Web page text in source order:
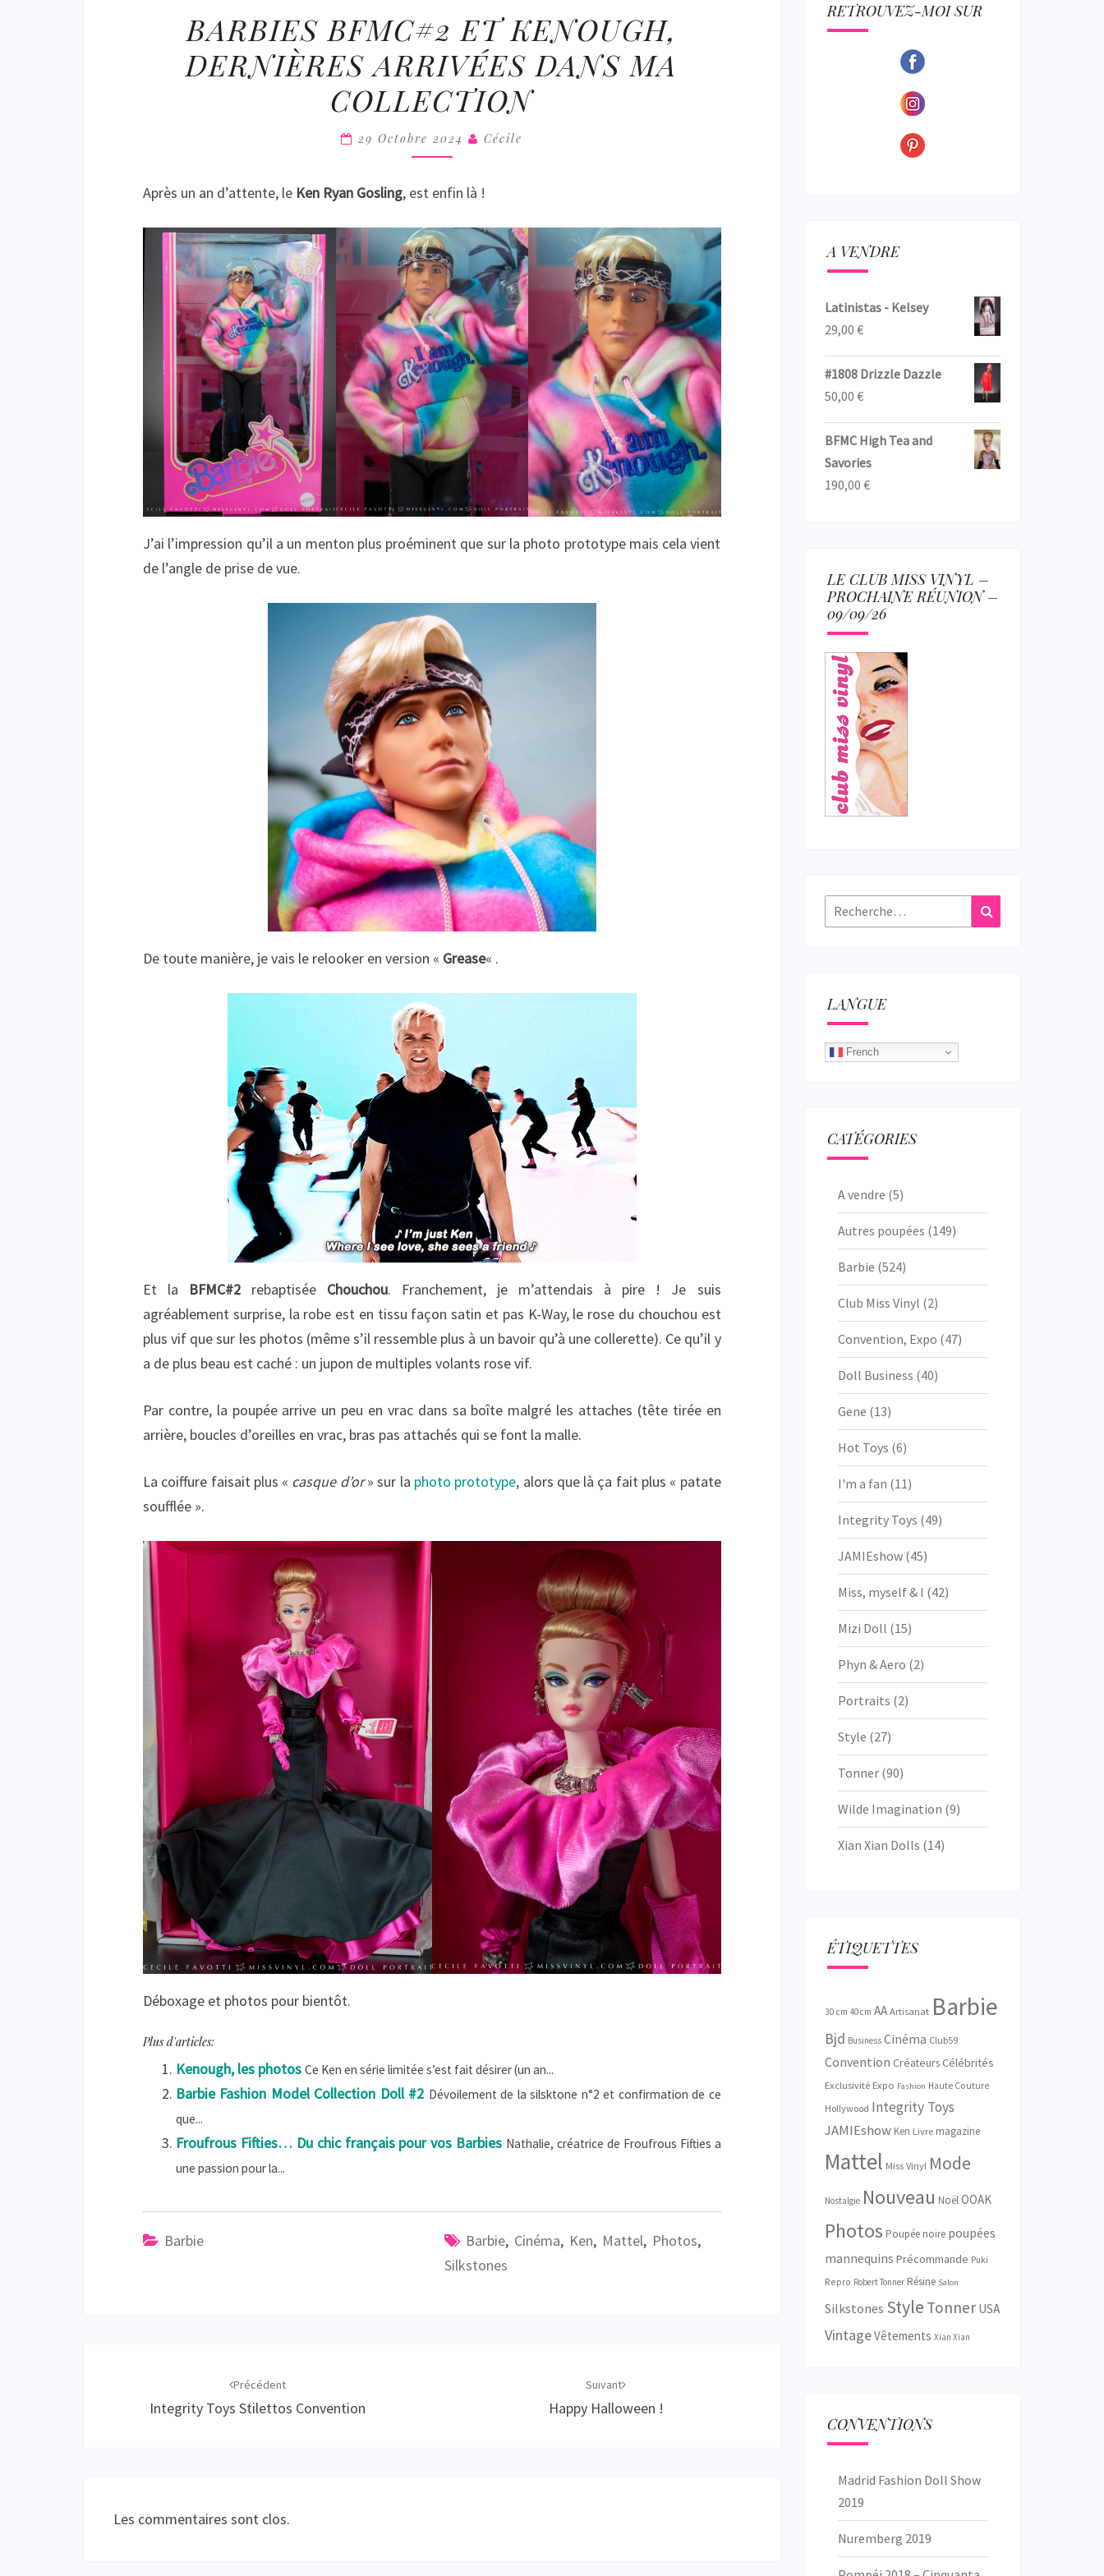
COLLECTION
BFMC#2
ET
KENOUGH,
DERNIÈRES
ARRIVÉES
DANS
COLLECTION
BARBIES BFMC#2 ET KENOUGH,
DERNIÈRES ARRIVÉES DANS MA
COLLECTION
29 Octobre 2024 Cécile
Après un an d’attente, le Ken Ryan Gosling, est enfin là !
J’ai l’impression qu’il a un menton plus proéminent que sur la photo prototype mais cela vient
de l’angle de prise de vue.
De toute manière, je vais le relooker en version « Grease« .
Et la BFMC#2 rebaptisée Chouchou. Franchement, je m’attendais à pire ! Je suis
agréablement surprise, la robe est en tissu façon satin et pas K-Way, le rose du chouchou est
plus vif que sur les photos (même s’il ressemble plus à un bavoir qu’à une collerette). Ce qu’il y
a de plus beau est caché : un jupon de multiples volants rose vif.
Par contre, la poupée arrive un peu en vrac dans sa boîte malgré les attaches (tête tirée en
arrière, boucles d’oreilles en vrac, bras pas attachés qui se font la malle.
La coiffure faisait plus « casque d’or» sur la photo prototype, alors que là ça fait plus « patate
soufflée ».
Déboxage et photos pour bientôt.
Plus d'articles:
Kenough, les photos Ce Ken en série limitée s’est fait désirer (un an...
Barbie Fashion Model Collection Doll #2 Dévoilement de la silsktone n°2 et confirmation de ce
que...
Froufrous Fifties… Du chic français pour vos Barbies Nathalie, créatrice de Froufrous Fifties a
une passion pour la...
Barbie Barbie, Cinéma, Ken, Mattel, Photos,
Silkstones
Précédent
Integrity Toys Stilettos Convention
Suivant
Happy Halloween !
Les commentaires sont clos.
RETROUVEZ-MOI SUR
A VENDRE
Latinistas - Kelsey
29,00 €
#1808 Drizzle Dazzle
50,00 €
BFMC High Tea and
Savories
190,00 €
LE CLUB MISS VINYL –
PROCHAINE RÉUNION –
09/09/26
Rechercher :
LANGUE
French
CATÉGORIES
A vendre (5)
Autres poupées (149)
Barbie (524)
Club Miss Vinyl (2)
Convention, Expo (47)
Doll Business (40)
Gene (13)
Hot Toys (6)
I'm a fan (11)
Integrity Toys (49)
JAMIEshow(45)
Miss, myself & I (42)
Mizi Doll (15)
Phyn & Aero (2)
Portraits (2)
Style (27)
Tonner(90)
Wilde Imagination (9)
Xian Xian Dolls (14)
ÉTIQUETTES
30 cm 40 cm AA Artisanat Barbie
Bjd Business Cinéma Club59
Convention CréateursCélébrités
Exclusivité Expo Fashion Haute Couture
Hollywood Integrity Toys
JAMIEshow Ken Livre magazine
Mattel Miss Vinyl Mode
Nostalgie Nouveau Noël OOAK
Photos Poupée noire poupées
mannequins Précommande Puki
Repro Robert Tonner Résine Salon
Silkstones Style Tonner USA
VintageVêtements Xian Xian
CONVENTIONS
Madrid Fashion Doll Show
2019
Nuremberg 2019